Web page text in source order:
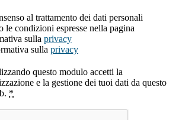
al trattamento dei dati personali
le condizioni espresse nella pagina
sulla privacy
sulla privacy
questo modulo accetti la
e la gestione dei tuoi dati da questo
*